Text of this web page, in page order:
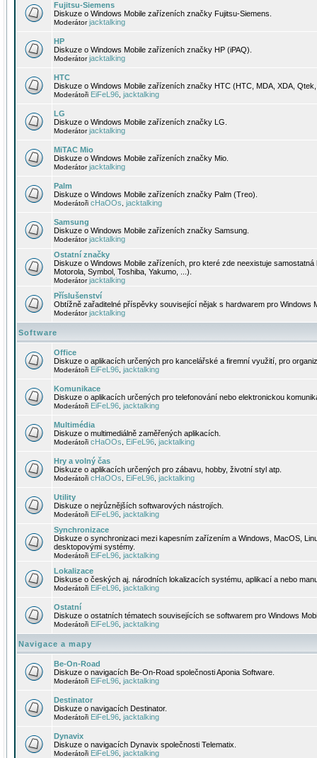
Fujitsu-Siemens
Diskuze o Windows Mobile zařízeních značky Fujitsu-Siemens.
Moderátorjacktalking
HP
Diskuze o Windows Mobile zařízeních značky HP (iPAQ).
Moderátorjacktalking
HTC
Diskuze o Windows Mobile zařízeních značky HTC (HTC, MDA, XDA,
Moderátoři EiFeL96 jacktalking
LG
Diskuze o Windows Mobile zařízeních značky LG.
Moderátorjacktalking
MiTAC Mio
Diskuze o Windows Mobile zařízeních značky Mio.
Moderátorjacktalking
Palm
Diskuze o Windows Mobile zařízeních značky Palm (Treo).
Moderátoři cHaOOs jacktalking
Samsung
Diskuze o Windows Mobile zařízeních značky Samsung.
Moderátorjacktalking
Ostatní značky
Diskuze o Windows Mobile zařízeních, pro které zde neexistuje
Motorola, Symbol, Toshiba, Yakumo, ...).
Moderátorjacktalking
Příslušenství
Obtížně zařaditelné příspěvky související nějak s hardwarem pro Windows
Moderátorjacktalking
Software
Office
Diskuze o aplikacích určených pro kancelářské a firemní využití, pro
Moderátoři EiFeL96 jacktalking
Komunikace
Diskuze o aplikacích určených pro telefonování nebo elektronickou
Moderátoři EiFeL96 jacktalking
Multimédia
Diskuze o multimediálně zaměřených aplikacích.
Moderátoři cHaOOs EiFeL96 jacktalking
Hry a volný čas
Diskuze o aplikacích určených pro zábavu, hobby, životní styl atp.
Moderátoři cHaOOs EiFeL96 jacktalking
Utility
Diskuze o nejrůznějších softwarových nástrojích.
Moderátoři EiFeL96 jacktalking
Synchronizace
Diskuze o synchronizaci mezi kapesním zařízením a Windows, MacOS,
desktopovými systémy.
Moderátoři EiFeL96 jacktalking
Lokalizace
Diskuse o českých aj. národních lokalizacích systému, aplikací a nebo
Moderátoři EiFeL96 jacktalking
Ostatní
Diskuze o ostatních tématech souvisejících se softwarem pro Windows
Moderátoři EiFeL96 jacktalking
Navigace a mapy
Be-On-Road
Diskuze o navigacích Be-On-Road společnosti Aponia Software.
Moderátoři EiFeL96 jacktalking
Destinator
Diskuze o navigacích Destinator.
Moderátoři EiFeL96 jacktalking
Dynavix
Diskuze o navigacích Dynavix společnosti Telematix.
Moderátoři EiFeL96 jacktalking